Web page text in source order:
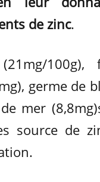
de zinc.
100g),
germe de
mer
source de